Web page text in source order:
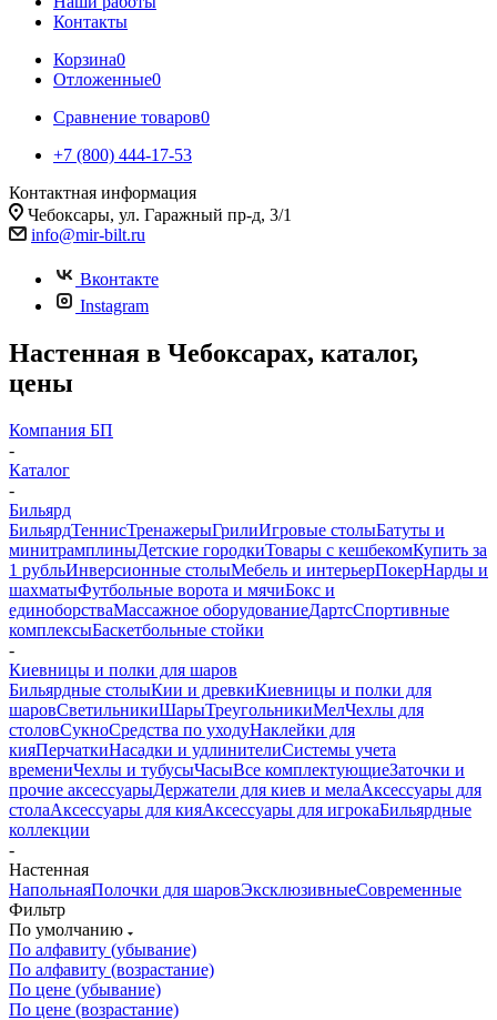
Контакты
Корзина0
Отложенные0
Сравнение товаров0
+7 (800) 444-17-53
Контактная информация
Чебоксары, ул. Гаражный пр-д, 3/1
info@mir-bilt.ru
Вконтакте
Instagram
Настенная в Чебоксарах, каталог,
цены
Компания БП
-
Каталог
-
Бильярд
БильярдТеннисТренажерыГрилиИгровые столыБатуты и
минитрамплиныДетские городкиТовары с кешбекомКупить за
1 рубльИнверсионные столыМебель и интерьерПокерНарды и
шахматыФутбольные ворота и мячиБокс и
единоборстваМассажное оборудованиеДартсСпортивные
комплексыБаскетбольные стойки
-
Киевницы и полки для шаров
Бильярдные столыКии и древкиКиевницы и полки для
шаровСветильникиШарыТреугольникиМелЧехлы для
столовСукноСредства по уходуНаклейки для
кияПерчаткиНасадки и удлинителиСистемы учета
времениЧехлы и тубусыЧасыВсе комплектующиеЗаточки и
прочие аксессуарыДержатели для киев и мелаАксессуары для
столаАксессуары для кияАксессуары для игрокаБильярдные
коллекции
-
Настенная
НапольнаяПолочки для шаровЭксклюзивныеСовременные
Фильтр
По умолчанию
По алфавиту (убывание)
По алфавиту (возрастание)
По цене (убывание)
По цене (возрастание)